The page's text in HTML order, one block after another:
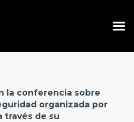
la conferencia sobre
organizada por
través de su